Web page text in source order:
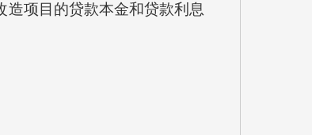
项目的贷款本金和贷款利息